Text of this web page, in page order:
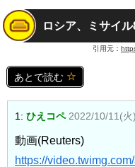
ロシア、ミサイ
引用元：
あとで読む
1: ひえコペ 2022/10/11(
動画(Reuters)
https://